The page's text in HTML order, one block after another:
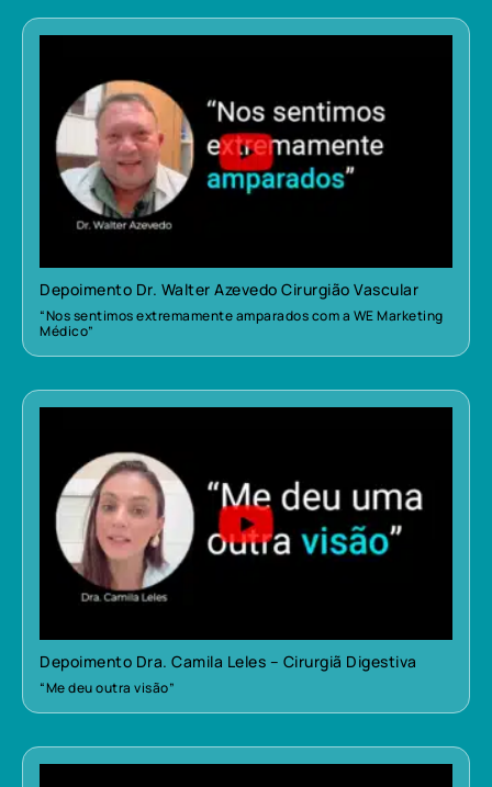
Depoimento Dr. Walter Azevedo Cirurgião Vascular
“Nos sentimos extremamente amparados com a WE Marketing
Médico”
Depoimento Dra. Camila Leles – Cirurgiã Digestiva
“Me deu outra visão”